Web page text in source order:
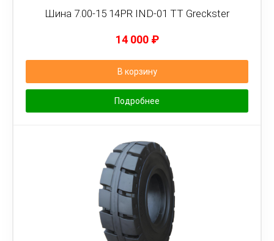
Шина 7.00-15 14PR IND-01 TT Greckster
14 000 ₽
В корзину
Подробнее